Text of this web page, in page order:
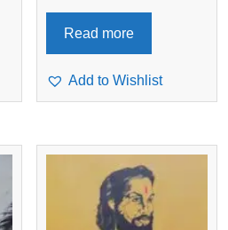
Read more
Add to Wishlist